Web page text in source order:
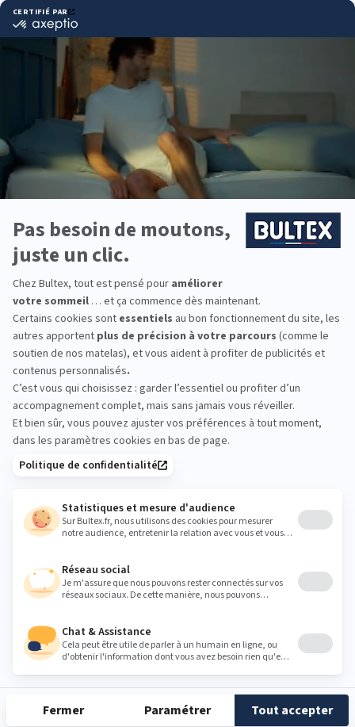
DÉCOUVRIR
Ensemble RECHARGED
Matelas hybride, confort haut de gamme ultra précis
Pour les amateurs de fermeté
DÉCOUVRIR
-40%